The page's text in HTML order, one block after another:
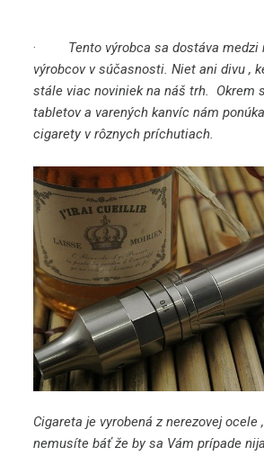
· Tento výrobca sa dostáva medzi
výrobcov v súčasnosti. Niet ani divu ,
stále viac noviniek na náš trh. Okrem
tabletov a varených kanvíc nám
cigarety v rôznych príchutiach.
Cigareta je vyrobená z nerezovej ocele
nemusíte báť že by sa Vám prípade